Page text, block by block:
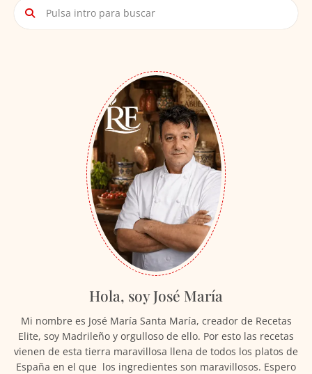
Hola, soy José María
Mi nombre es José María Santa María, creador de Recetas
Elite, soy Madrileño y orgulloso de ello. Por esto las recetas
vienen de esta tierra maravillosa llena de todos los platos de
España en el que los ingredientes son maravillosos. Espero